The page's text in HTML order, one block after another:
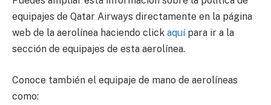
equipajes de Qatar Airways directamente en la página
web de la aerolínea haciendo click aquípara ir a la
sección de equipajes de esta aerolínea.
Conoce también el equipaje de mano de aerolíneas
como: